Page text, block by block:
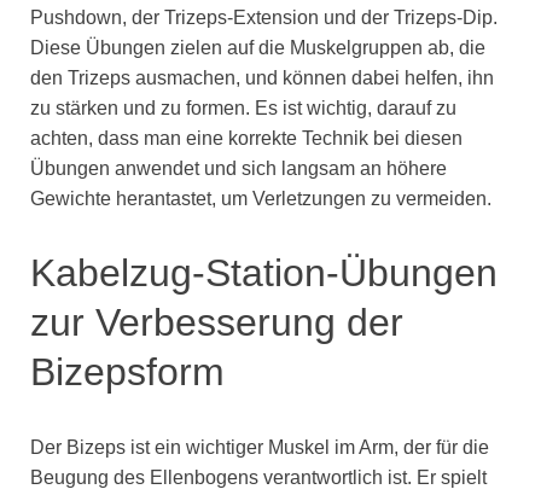
Pushdown, der Trizeps-Extension und der Trizeps-Dip.
Diese Übungen zielen auf die Muskelgruppen ab, die
den Trizeps ausmachen, und können dabei helfen, ihn
zu stärken und zu formen. Es ist wichtig, darauf zu
achten, dass man eine korrekte Technik bei diesen
Übungen anwendet und sich langsam an höhere
Gewichte herantastet, um Verletzungen zu vermeiden.
Kabelzug-Station-Übungen
zur Verbesserung der
Bizepsform
Der Bizeps ist ein wichtiger Muskel im Arm, der für die
Beugung des Ellenbogens verantwortlich ist. Er spielt